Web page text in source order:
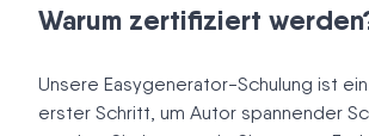
Warum zertifiziert
Unsere Easygenerator-Schulung ist
erster Schritt, um Autor spannender